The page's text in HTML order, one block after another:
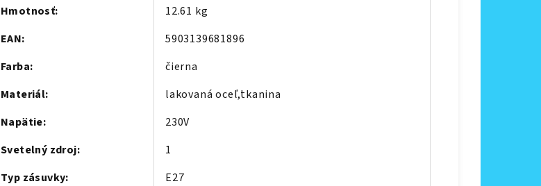
Hmotnosť:
12.61 kg
EAN:
5903139681896
Farba:
čierna
Materiál:
lakovaná oceľ,tkanina
Napätie:
230V
Svetelný zdroj:
1
Typ zásuvky:
E27